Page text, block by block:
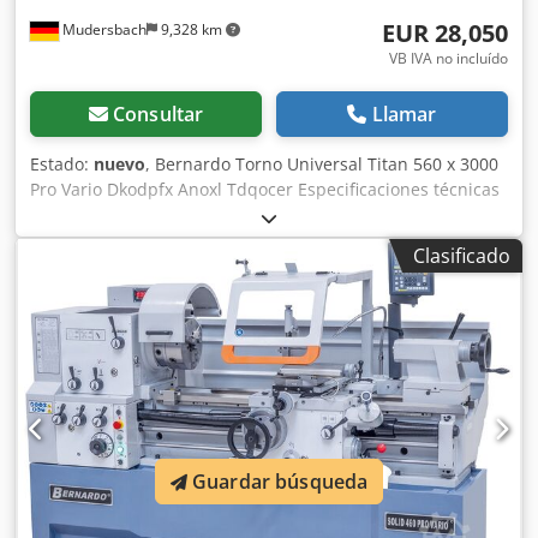
Shell Tellus 46 • Sistema de refrigeración • Embrague de
seguridad • Reloj para roscado • Lámpara LED para
máquina • Engranajes intercambiables • Manguito
reductor • 2 puntas de centrado • Deflector de virutas
trasero • Herramientas de servicio
Mudersbach 9,328 km EUR 28,050
VB IVA no incluído
Consultar Llamar
Estado: nuevo, Bernardo Torno Universal Titan 560 x 3000
Pro Vario Dkodpfx Anoxl Tdqocer Especificaciones técnicas
Distancia entre puntos: 3000 mm Altura de centros: 280
mm Diámetro de giro sobre bancada: 560 mm Diámetro de
giro sobre escote: 785 mm Diámetro de giro sobre carro
transversal: 350 mm Ancho de bancada: 350 mm Diámetro
del agujero del husillo: 105 mm Morse del husillo: DIN
55029, D1 – 8 Rango de velocidades: 25 – 220 / 220 – 1500
rpm Avances longitudinales (42): 0,055 – 3,061 mm/rev
Avances transversales (42): 0,025 – 1,384 mm/rev Roscas
métricas (41): 0,1 – 14 mm Roscas en pulgadas (60): 2 – 112
hilos/pulgada Diámetro contrapunto: 75 mm Recorrido
contrapunto: 185 mm Cónica contrapunto: MK 5 Potencia
del motor: 7,5 kW (10,0 HP) Dimensiones máquina (largo):
4340 mm Ancho x altura: 1150 x 1610 mm Peso aprox.:
Clasificado
Guardar búsqueda